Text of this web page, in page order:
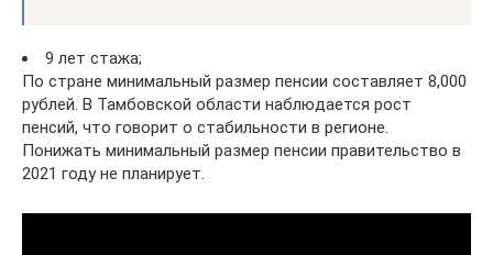
9 лет стажа;
По стране минимальный размер пенсии составляет 8,000
рублей. В Тамбовской области наблюдается рост
пенсий, что говорит о стабильности в регионе.
Понижать минимальный размер пенсии правительство в
2021 году не планирует.